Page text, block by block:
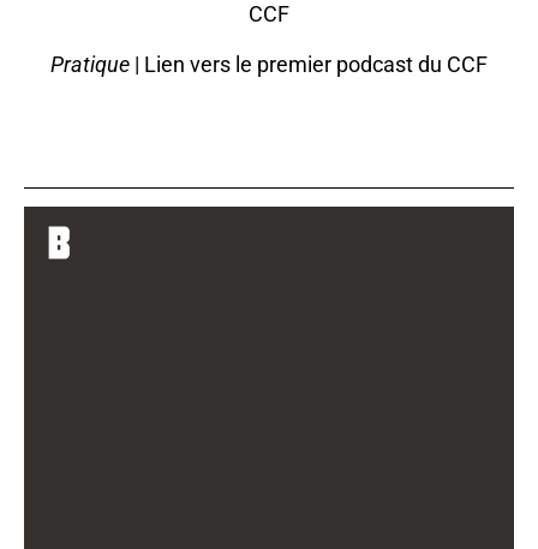
CCF
Pratique | Lien vers le premier podcast du CCF